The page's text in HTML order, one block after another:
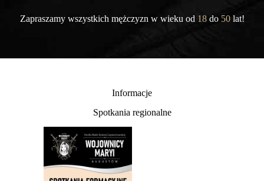
Zapraszamy wszystkich mężczyzn w wieku od 18 do50 lat!
Informacje
Spotkania regionalne